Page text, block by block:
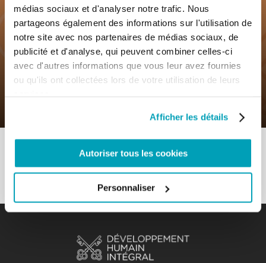
médias sociaux et d'analyser notre trafic. Nous
partageons également des informations sur l'utilisation de
notre site avec nos partenaires de médias sociaux, de
publicité et d'analyse, qui peuvent combiner celles-ci
avec d'autres informations que vous leur avez fournies
ou qu'ils ont collectées lors de votre utilisation de leurs
Afficher les détails
Autoriser tous les cookies
Personnaliser
7 Novembre 2019 | ByMr_admin | 0
Comments |
Sous thème – Il s’agit de toute la